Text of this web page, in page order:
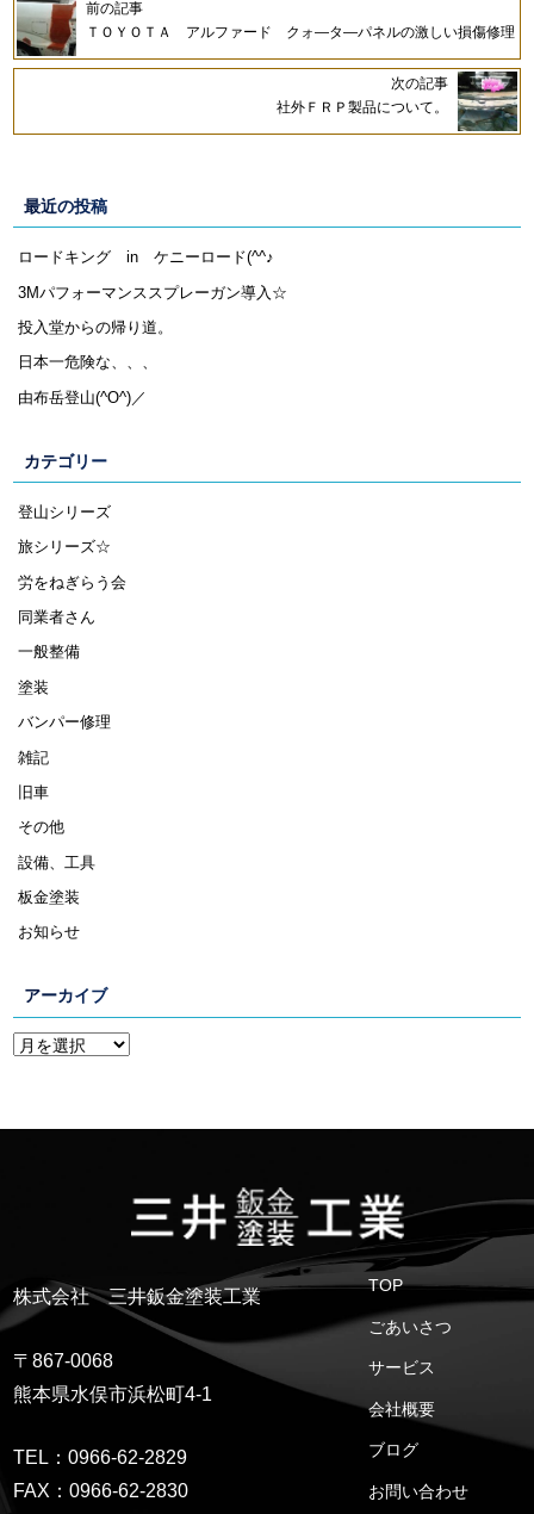
前の記事
ＴＯＹＯＴＡ アルファード クォ―タ―パネルの激しい損傷修理
次の記事
社外ＦＲＰ製品について。
最近の投稿
ロードキング in ケニーロード(^^♪
3Mパフォーマンススプレーガン導入☆
投入堂からの帰り道。
日本一危険な、、、
由布岳登山(^O^)／
カテゴリー
登山シリーズ
旅シリーズ☆
労をねぎらう会
同業者さん
一般整備
塗装
バンパー修理
雑記
旧車
その他
設備、工具
板金塗装
お知らせ
アーカイブ
株式会社 三井鈑金塗装工業
〒867-0068
熊本県水俣市浜松町4-1
TEL：0966-62-2829
FAX：0966-62-2830
TOP
ごあいさつ
サービス
会社概要
ブログ
お問い合わせ